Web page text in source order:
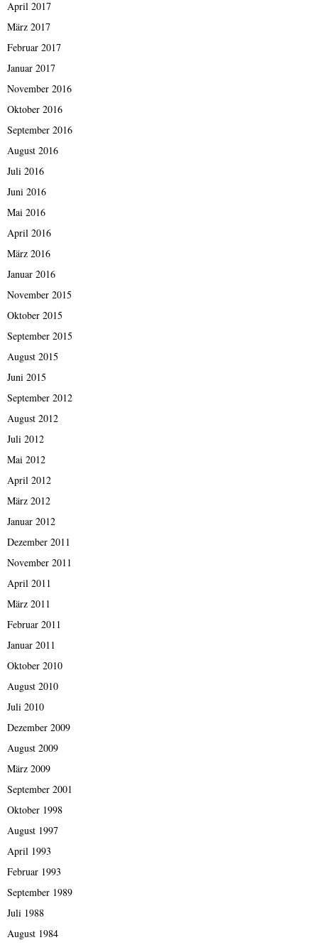
April 2017
März 2017
Februar 2017
Januar 2017
November 2016
Oktober 2016
September 2016
August 2016
Juli 2016
Juni 2016
Mai 2016
April 2016
März 2016
Januar 2016
November 2015
Oktober 2015
September 2015
August 2015
Juni 2015
September 2012
August 2012
Juli 2012
Mai 2012
April 2012
März 2012
Januar 2012
Dezember 2011
November 2011
April 2011
März 2011
Februar 2011
Januar 2011
Oktober 2010
August 2010
Juli 2010
Dezember 2009
August 2009
März 2009
September 2001
Oktober 1998
August 1997
April 1993
Februar 1993
September 1989
Juli 1988
August 1984